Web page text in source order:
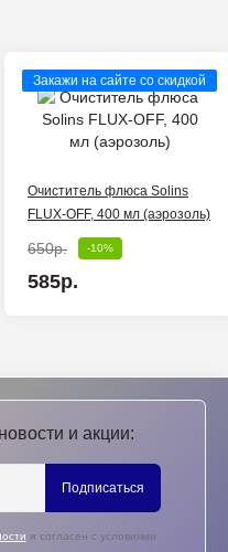
Закажи на сайте со скидкой
Очиститель флюса Solins
FLUX-OFF, 400 мл (аэрозоль)
650р. -10%
585р.
и акции:
Подписаться
и согласен с условиями